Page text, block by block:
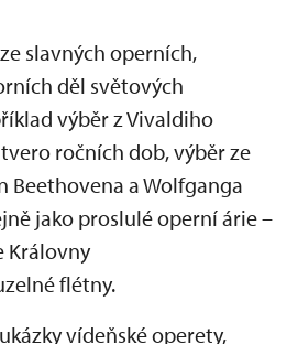
slavných operních,
děl světových
výběr z Vivaldiho
ročních dob, výběr ze
Beethovena a Wolfganga
jako proslulé operní árie –
Královny
flétny.
vídeňské operety,